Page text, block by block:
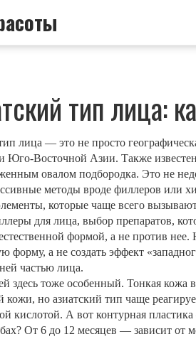
тип лица:
лица — это не просто
Юго-Восточной Азии. Также
овалом подбородка. Это не
методы вроде филлеров или
которые чаще всего
для лица, выбор препаратов,
формой, а не против нее.
форму, а не создать эффект
частью лица.
здесь тоже особенный. Тонкая
кожи, но азиатский тип чаще
кислотой. А вот контурная
От 6 до 12 месяцев — зависит от